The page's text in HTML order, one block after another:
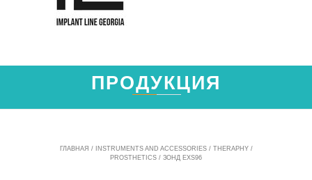
ПРОДУКЦИЯ
ГЛАВНАЯ / INSTRUMENTS AND ACCESSORIES/ THERAPHY /
PROSTHETICS / ЗОНД EXS96